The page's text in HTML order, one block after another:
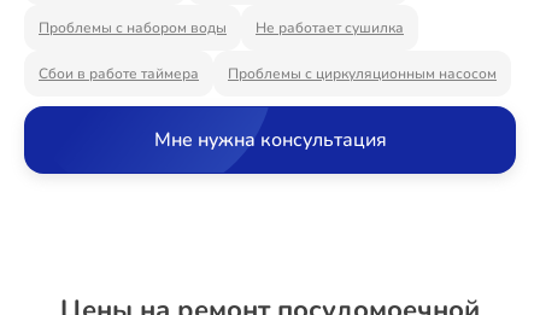
Проблемы с набором воды Не работает сушилка
Сбои в работе таймера Проблемы с циркуляционным насосом
Мне нужна консультация
Ремонт Водонагревателей
Ремонт Вытяжек